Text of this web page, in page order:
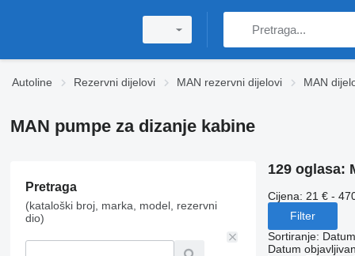
Autoline Rezervni dijelovi MAN rezervni dijelovi MAN
MAN pumpe za dizanje kabine
Pretraga
(kataloški broj, marka, model, rezervni
dio)
129 oglasa:
Cijena: 21 € -
Filter
Sortiranje:
Datum